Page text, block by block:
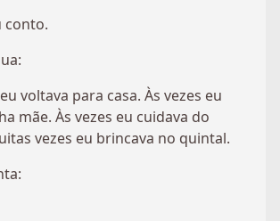
conto.
voltava para casa. Às vezes eu
mãe. Às vezes eu cuidava do
vezes eu brincava no quintal.